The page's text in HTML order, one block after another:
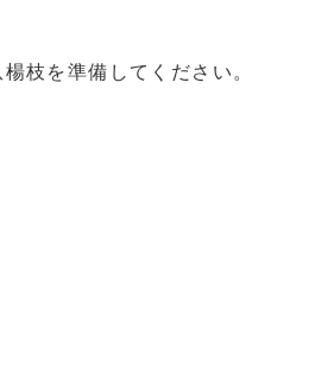
枝を準備してください。